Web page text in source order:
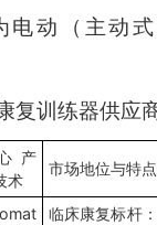
电动（主动
复训练器供应
产
术
市场地位与特点
临床康复标杆